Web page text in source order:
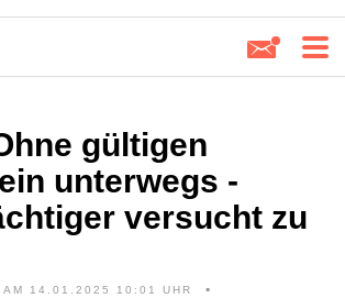
gültigen
unterwegs -
versucht zu
AM 14.01.2025 10:01 UHR